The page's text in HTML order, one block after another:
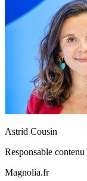
Astrid Cousin
Responsable contenu
Magnolia.fr